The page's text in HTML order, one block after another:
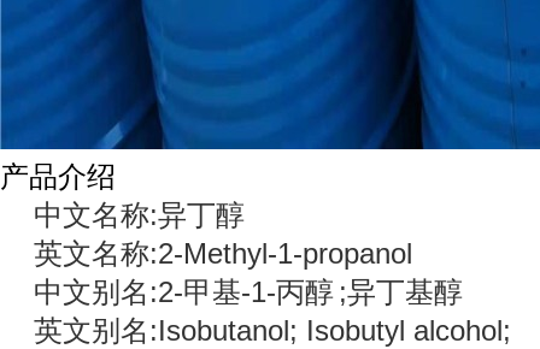
产品介绍
中文名称:异丁醇
英文名称:2-Methyl-1-propanol
中文别名:2-甲基-1-丙醇 ;异丁基醇
英文别名:Isobutanol; Isobutyl alcohol;